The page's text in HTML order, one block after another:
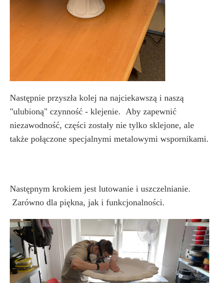
Następnie przyszła kolej na najciekawszą i naszą
"ulubioną" czynność - klejenie. Aby zapewnić
niezawodność, części zostały nie tylko sklejone, ale
także połączone specjalnymi metalowymi wspornikami.
Następnym krokiem jest lutowanie i uszczelnianie.
Zarówno dla piękna, jak i funkcjonalności.